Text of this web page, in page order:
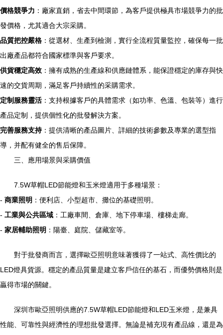
價格競爭力 ：廠家直銷，省去中間環節，為客戶提供極具市場競爭力的批
發價格，尤其適合大宗采購。
品質把控嚴格 ：從選材、生產到檢測，實行全流程質量監控，確保每一批
出廠產品都符合國家標準與客戶要求。
供貨穩定高效 ：擁有成熟的生產線和供應鏈體系，能保證穩定的庫存與快
速的交貨周期，滿足客戶持續性的采購需求。
定制服務靈活 ：支持根據客戶的具體需求（如功率、色溫、包裝等）進行
產品定制，提供個性化的批發解決方案。
完善服務支持：提供清晰的產品圖片、詳細的技術參數及專業的選型指
導，并配有健全的售后保障。
三、應用場景與采購價值
7.5W草帽LED節能燈和玉米燈適用于多種場景：
- 商業照明 ：便利店、小型超市、攤位的基礎照明。
- 工業與公共區域 ：工廠車間、倉庫、地下停車場、樓梯走廊。
- 家居輔助照明 ：陽臺、庭院、儲藏室等。
對于批發商而言，選擇歐亞照明意味著獲得了一站式、高性價比的
LED燈具貨源。穩定的產品質量是建立客戶信任的基石，而優勢價格則是
贏得市場的關鍵。
深圳市歐亞照明供應的7.5W草帽LED節能燈和LED玉米燈，是兼具
性能、可靠性與經濟性的理想批發選擇。無論是補充現有產品線，還是為